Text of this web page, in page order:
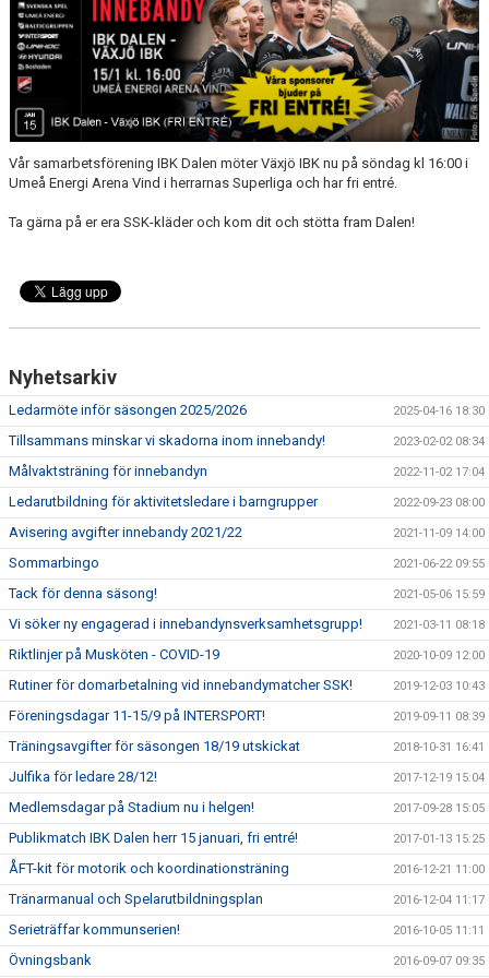
SCHEMA ALLA LAG
KONTAKT
Vår samarbetsförening IBK Dalen möter Växjö IBK nu på söndag kl 16:00 i
Umeå Energi Arena Vind i herrarnas Superliga och har fri entré.
Ta gärna på er era SSK-kläder och kom dit och stötta fram Dalen!
Nyhetsarkiv
Ledarmöte inför säsongen 2025/2026 2025-04-16 18:30
Tillsammans minskar vi skadorna inom innebandy! 2023-02-02 08:34
Målvaktsträning för innebandyn 2022-11-02 17:04
Ledarutbildning för aktivitetsledare i barngrupper 2022-09-23 08:00
Avisering avgifter innebandy 2021/22 2021-11-09 14:00
Sommarbingo 2021-06-22 09:55
Tack för denna säsong! 2021-05-06 15:59
Vi söker ny engagerad i innebandynsverksamhetsgrupp! 2021-03-11 08:18
Riktlinjer på Musköten - COVID-19 2020-10-09 12:00
Rutiner för domarbetalning vid innebandymatcher SSK! 2019-12-03 10:43
Föreningsdagar 11-15/9 på INTERSPORT! 2019-09-11 08:39
Träningsavgifter för säsongen 18/19 utskickat 2018-10-31 16:41
Julfika för ledare 28/12! 2017-12-19 15:04
Medlemsdagar på Stadium nu i helgen! 2017-09-28 15:05
Publikmatch IBK Dalen herr 15 januari, fri entré! 2017-01-13 15:25
ÅFT-kit för motorik och koordinationsträning 2016-12-21 11:00
Tränarmanual och Spelarutbildningsplan 2016-12-04 11:17
Serieträffar kommunserien! 2016-10-05 11:11
Övningsbank 2016-09-07 09:35